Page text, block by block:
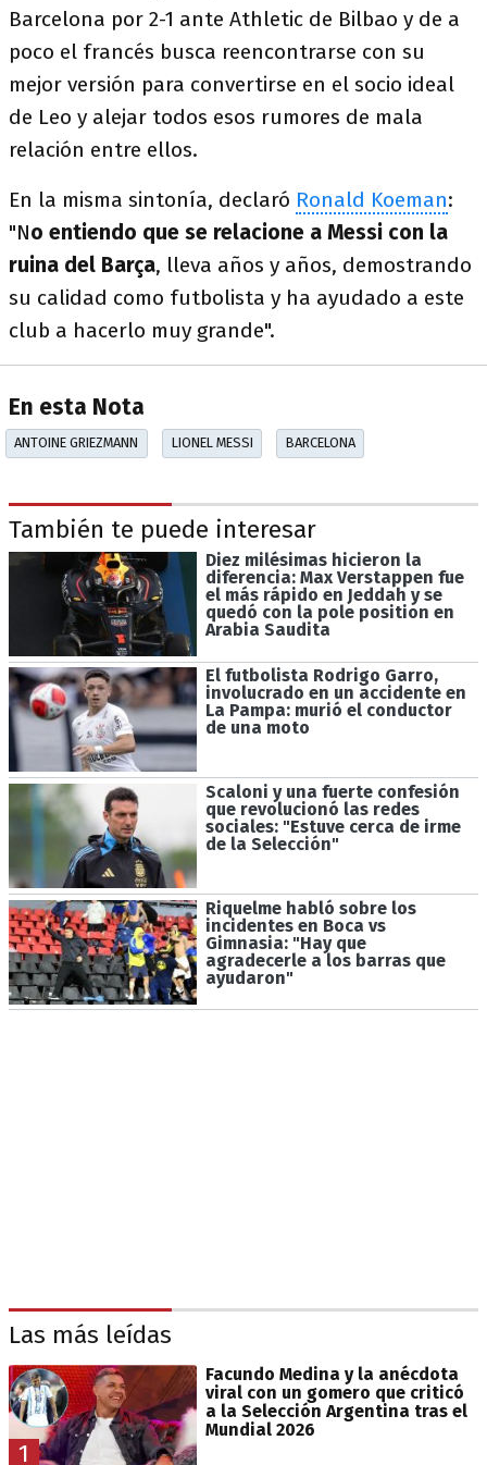
Barcelona por 2-1 ante Athletic de Bilbao y de a
poco el francés busca reencontrarse con su
mejor versión para convertirse en el socio ideal
de Leo y alejar todos esos rumores de mala
relación entre ellos.
En la misma sintonía, declaró Ronald Koeman:
"No entiendo que se relacione a Messi con la
ruina del Barça, lleva años y años, demostrando
su calidad como futbolista y ha ayudado a este
club a hacerlo muy grande".
En esta Nota
ANTOINE GRIEZMANN LIONEL MESSI BARCELONA
También te puede interesar
Diez milésimas hicieron la
diferencia: Max Verstappen fue
el más rápido en Jeddah y se
quedó con la pole position en
Arabia Saudita
El futbolista Rodrigo Garro,
involucrado en un accidente en
La Pampa: murió el conductor
de una moto
Scaloni y una fuerte confesión
que revolucionó las redes
sociales: "Estuve cerca de irme
de la Selección"
Riquelme habló sobre los
incidentes en Boca vs
Gimnasia: "Hay que
agradecerle a los barras que
ayudaron"
Las más leídas
1
Facundo Medina y la anécdota
viral con un gomero que criticó
a la Selección Argentina tras el
Mundial 2026